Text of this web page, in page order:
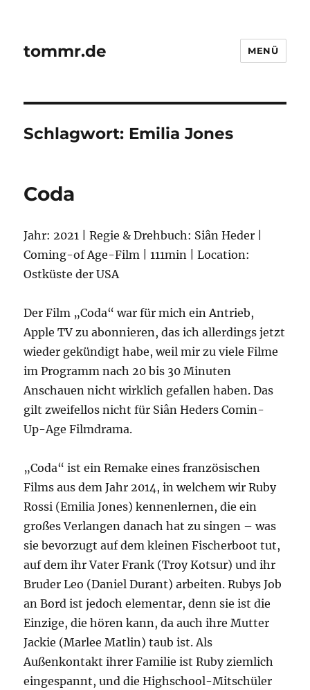
tommr.de MENÜ
Schlagwort: Emilia Jones
Coda
Jahr: 2021 | Regie & Drehbuch: Siân Heder |
Coming-of Age-Film | 111min | Location:
Ostküste der USA
Der Film „Coda“ war für mich ein Antrieb,
Apple TV zu abonnieren, das ich allerdings jetzt
wieder gekündigt habe, weil mir zu viele Filme
im Programm nach 20 bis 30 Minuten
Anschauen nicht wirklich gefallen haben. Das
gilt zweifellos nicht für Siân Heders Comin-
Up-Age Filmdrama.
„Coda“ ist ein Remake eines französischen
Films aus dem Jahr 2014, in welchem wir Ruby
Rossi (Emilia Jones) kennenlernen, die ein
großes Verlangen danach hat zu singen – was
sie bevorzugt auf dem kleinen Fischerboot tut,
auf dem ihr Vater Frank (Troy Kotsur) und ihr
Bruder Leo (Daniel Durant) arbeiten. Rubys Job
an Bord ist jedoch elementar, denn sie ist die
Einzige, die hören kann, da auch ihre Mutter
Jackie (Marlee Matlin) taub ist. Als
Außenkontakt ihrer Familie ist Ruby ziemlich
eingespannt, und die Highschool-Mitschüler